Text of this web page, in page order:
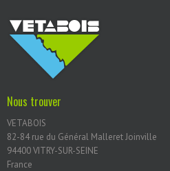
Nous trouver
VETABOIS
82-84 rue du Général Malleret Joinville
94400 VITRY-SUR-SEINE
France